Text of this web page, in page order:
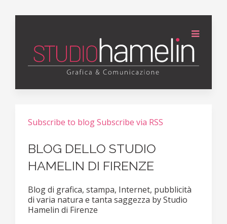
Subscribe to blogSubscribe via RSS
BLOG DELLO STUDIO
HAMELIN DI FIRENZE
Blog di grafica, stampa, Internet, pubblicità
di varia natura e tanta saggezza by Studio
Hamelin di Firenze